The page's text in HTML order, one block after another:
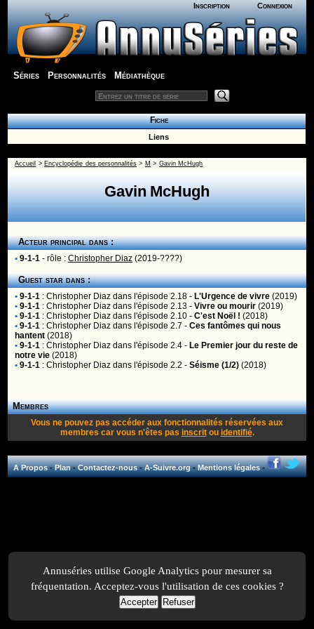
Inscription Connexion
Séries Personnalités Médiathèque
Fiche
Liens
Accueil > Encyclopédie des personnalités > M > Gavin McHugh
Gavin McHugh
Acteur principal dans :
• 9-1-1 - rôle :Christopher Diaz (2019-????)
Guest star dans :
• 9-1-1 :Christopher Diaz dans l'épisode 2.18 - L'Urgence de vivre (2019)
• 9-1-1 :Christopher Diaz dans l'épisode 2.13 -Vivre ou mourir (2019)
• 9-1-1 :Christopher Diaz dans l'épisode 2.10 -C'est Noël ! (2018)
• 9-1-1 :Christopher Diaz dans l'épisode 2.7 -Ces fantômes qui nous
hantent (2018)
• 9-1-1 :Christopher Diaz dans l'épisode 2.4 - Le Premier jour du reste de
notre vie (2018)
• 9-1-1 :Christopher Diaz dans l'épisode 2.2 -Séisme (1/2) (2018)
Membres
Vous ne pouvez pas accéder aux fonctionnalités réservées aux
membres car vous n'êtes pas inscritou identifié.
A Propos-Plan-Contactez-nous-A-Suivre.org-Mentions légales-
Annuséries utilise Google Analytics pour mesurer sa
fréquentation. Acceptez-vous l'utilisation de ces cookies ?
Accepter Refuser